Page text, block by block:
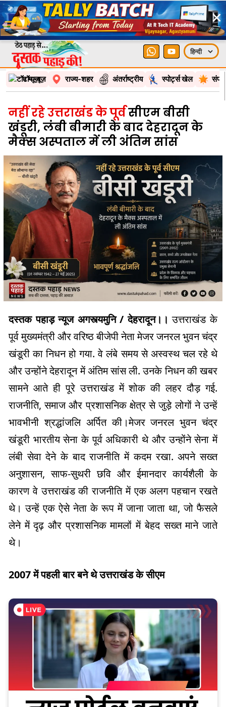
×
टॉप न्यूज़ राज्य-शहर अंतर्राष्ट्रीय स्पोर्ट्स खेल
नहीं रहे उत्तराखंड के पूर्वसीएम बीसी
खंडूरी, लंबी बीमारी के बाद देहरादून के
मैक्स अस्पताल में ली अंतिम सांस
दस्तक पहाड़ न्यूज अगस्त्यमुनि / देहरादून।।उत्तराखंड के
पूर्व मुख्यमंत्री और वरिष्ठ बीजेपी नेता मेजर जनरल भुवन चंद्र
खंडूरी का निधन हो गया. वे लंबे समय से अस्वस्थ चल रहे थे
और उन्होंने देहरादून में अंतिम सांस ली. उनके निधन की खबर
सामने आते ही पूरे उत्तराखंड में शोक की लहर दौड़ गई.
राजनीति, समाज और प्रशासनिक क्षेत्र से जुड़े लोगों ने उन्हें
भावभीनी श्रद्धांजलि अर्पित की।मेजर जनरल भुवन चंद्र
खंडूरी भारतीय सेना के पूर्व अधिकारी थे और उन्होंने सेना में
लंबी सेवा देने के बाद राजनीति में कदम रखा. अपने सख्त
अनुशासन, साफ-सुथरी छवि और ईमानदार कार्यशैली के
कारण वे उत्तराखंड की राजनीति में एक अलग पहचान रखते
थे। उन्हें एक ऐसे नेता के रूप में जाना जाता था, जो फैसले
लेने में दृढ़ और प्रशासनिक मामलों में बेहद सख्त माने जाते
थे।
2007 में पहली बार बने थे उत्तराखंड के सीएम